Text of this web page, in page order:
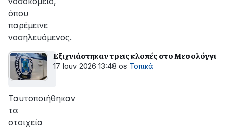
όπου
παρέμεινε
νοσηλευόμενος.
Εξιχνιάστηκαν τρεις κλοπές στο Μεσολόγγι
17 Ιουν 2026 13:48 σε Τοπικά
Ταυτοποιήθηκαν
τα
στοιχεία